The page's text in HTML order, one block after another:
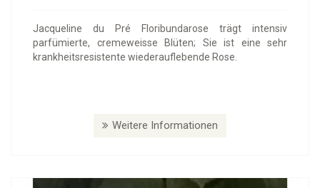
Jacqueline du Pré Floribundarose trägt intensiv
parfümierte, cremeweisse Blüten; Sie ist eine sehr
krankheitsresistente wiederauflebende Rose.
Weitere Informationen